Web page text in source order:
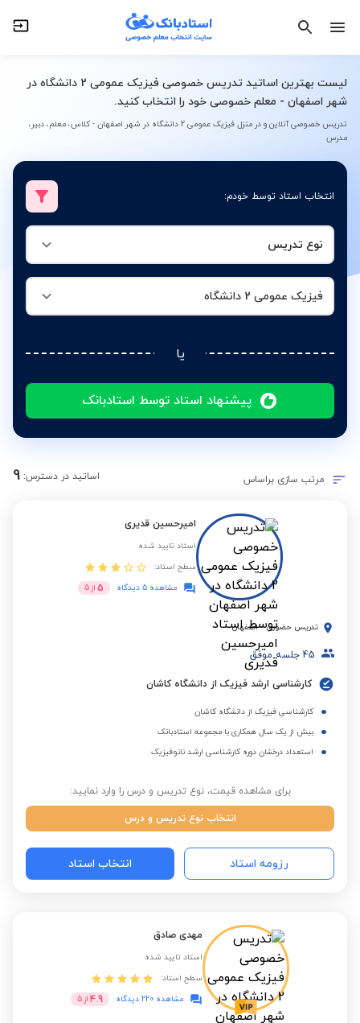
لیست بهترین اساتید تدریس خصوصی فیزیک عمومی 2 دانشگاه در
شهر اصفهان - معلم خصوصی خود را انتخاب کنید.
تدریس خصوصی آنلاین و در منزل فیزیک عمومی 2 دانشگاه در شهر اصفهان - کلاس، معلم، دبیر،
مدرس
انتخاب استاد توسط خودم:
نوع تدریس
فیزیک عمومی 2 دانشگاه
یا
پیشنهاد استاد توسط استادبانک
فیزیک عمومی 2 دانشگاه
مرتب سازی براساس اساتید در دسترس: 9
امیرحسین قدیری
استاد تایید شده
سطح استاد:
مشاهده 5 دیدگاه
5 از 5
تدریس حضوری - اصفهان
45 جلسه موفق
کارشناسی ارشد فیزیک از دانشگاه کاشان
کارشناسی فیزیک از دانشگاه کاشان
بیش از یک سال همکاری با مجموعه استادبانک
استعداد درخشان دوره کارشناسی ارشد نانوفیزیک
برای مشاهده قیمت، نوع تدریس و درس را وارد نمایید:
انتخاب نوع تدریس و درس
رزومه استاد انتخاب استاد
مهدی صادق
استاد تایید شده
سطح استاد:
مشاهده 220 دیدگاه
4.9 از 5